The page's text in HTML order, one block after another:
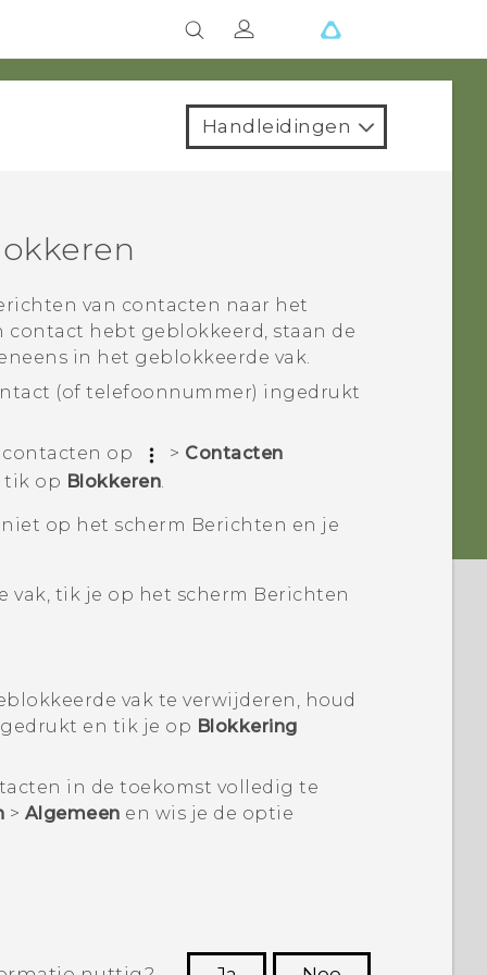
Handleidingen
van contacten naar het
contact hebt geblokkeerd, staan de
in het geblokkeerde vak.
(of telefoonnummer) ingedrukt
op > Contacten
tik op Blokkeren
op het scherm Berichten en je
tik je op het scherm Berichten
vak te verwijderen, houd
en tik je op Blokkering
in de toekomst volledig te
> Algemeen en wis je de optie